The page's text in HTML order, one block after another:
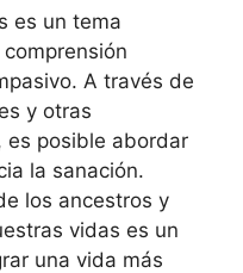
es un tema
A través de
y otras
es posible abordar
la sanación.
los ancestros y
vidas es un
una vida más